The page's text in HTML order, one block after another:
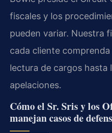
fiscales y los
pueden variar. Nuestra
cada cliente
lectura de cargos hasta
apelaciones.
Cómo el Sr. Sris y los
manejan casos de